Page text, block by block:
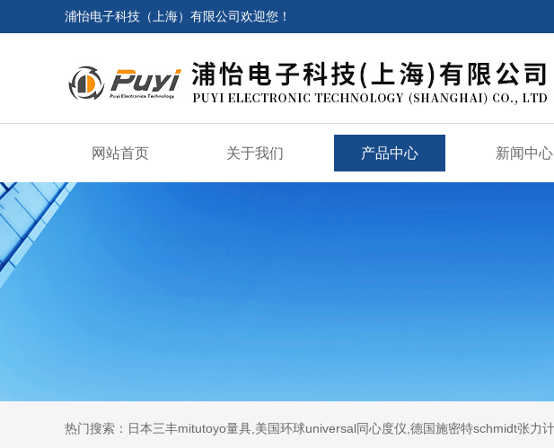
浦怡电子科技（上海）有限公司欢迎您！
网站首页 关于我们 产品中心 新闻中心